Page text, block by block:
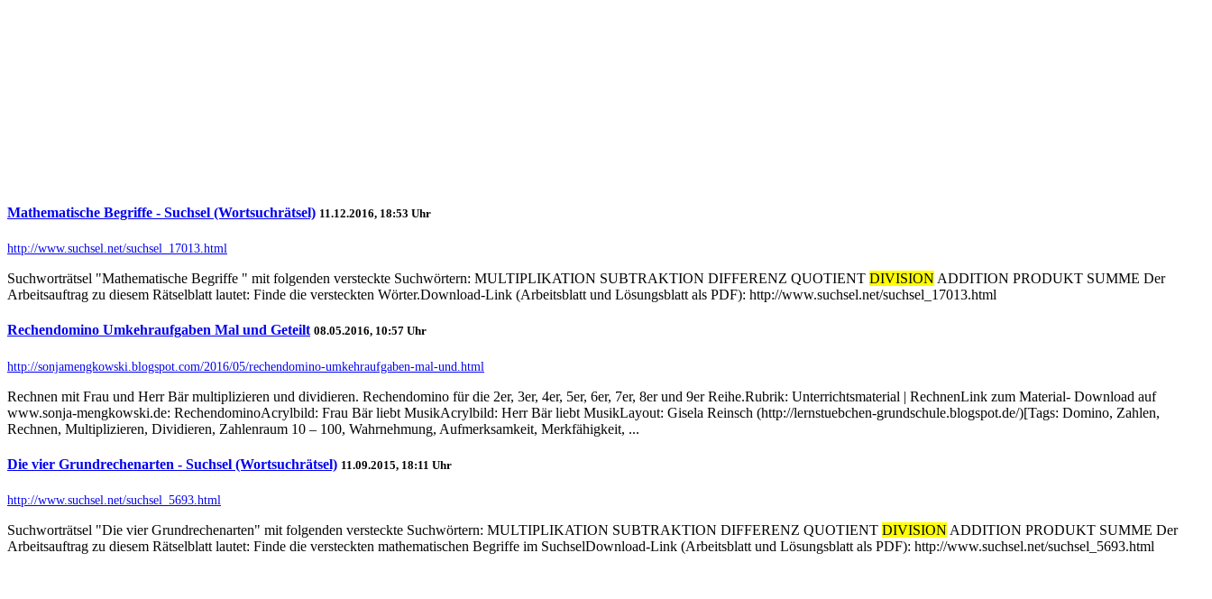
Mathematische Begriffe - Suchsel (Wortsuchrätsel) 11.12.2016, 18:53 Uhr
http://www.suchsel.net/suchsel_17013.html
Suchworträtsel "Mathematische Begriffe " mit folgenden versteckte Suchwörtern: MULTIPLIKATION SUBTRAKTION DIFFERENZ QUOTIENT DIVISION ADDITION PRODUKT SUMME Der
Arbeitsauftrag zu diesem Rätselblatt lautet: Finde die versteckten Wörter.Download-Link (Arbeitsblatt und Lösungsblatt als PDF): http://www.suchsel.net/suchsel_17013.html
Rechendomino Umkehraufgaben Mal und Geteilt 08.05.2016, 10:57 Uhr
http://sonjamengkowski.blogspot.com/2016/05/rechendomino-umkehraufgaben-mal-und.html
Rechnen mit Frau und Herr Bär multiplizieren und dividieren. Rechendomino für die 2er, 3er, 4er, 5er, 6er, 7er, 8er und 9er Reihe.Rubrik: Unterrichtsmaterial | RechnenLink zum Material- Download auf
www.sonja-mengkowski.de: RechendominoAcrylbild: Frau Bär liebt MusikAcrylbild: Herr Bär liebt MusikLayout: Gisela Reinsch (http://lernstuebchen-grundschule.blogspot.de/)[Tags: Domino, Zahlen,
Rechnen, Multiplizieren, Dividieren, Zahlenraum 10 – 100, Wahrnehmung, Aufmerksamkeit, Merkfähigkeit, ...
Die vier Grundrechenarten - Suchsel (Wortsuchrätsel) 11.09.2015, 18:11 Uhr
http://www.suchsel.net/suchsel_5693.html
Suchworträtsel "Die vier Grundrechenarten" mit folgenden versteckte Suchwörtern: MULTIPLIKATION SUBTRAKTION DIFFERENZ QUOTIENT DIVISION ADDITION PRODUKT SUMME Der
Arbeitsauftrag zu diesem Rätselblatt lautet: Finde die versteckten mathematischen Begriffe im SuchselDownload-Link (Arbeitsblatt und Lösungsblatt als PDF): http://www.suchsel.net/suchsel_5693.html